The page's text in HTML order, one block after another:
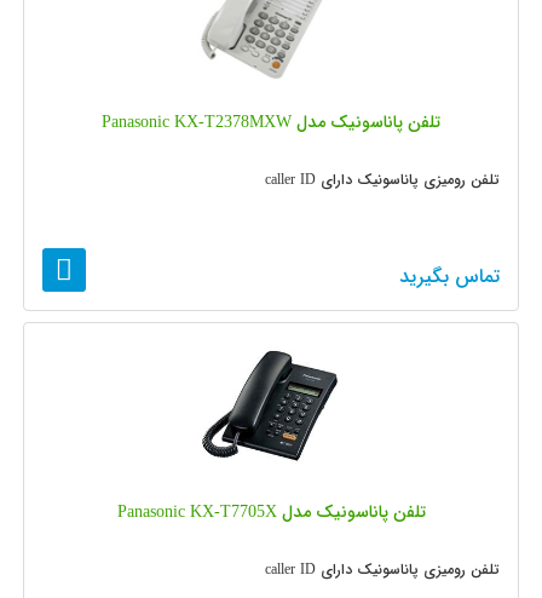
تلفن پاناسونیک مدل Panasonic KX-T2378MXW
تلفن رومیزی پاناسونیک دارای caller ID
تماس بگیرید
تلفن پاناسونیک مدل Panasonic KX-T7705X
تلفن رومیزی پاناسونیک دارای caller ID